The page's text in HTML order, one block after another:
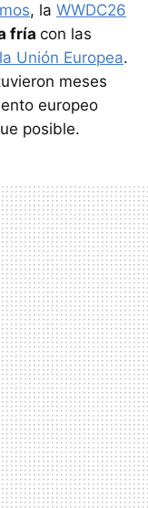
, la WWDC26
fría con las
Unión Europea.
meses
europeo
posible.